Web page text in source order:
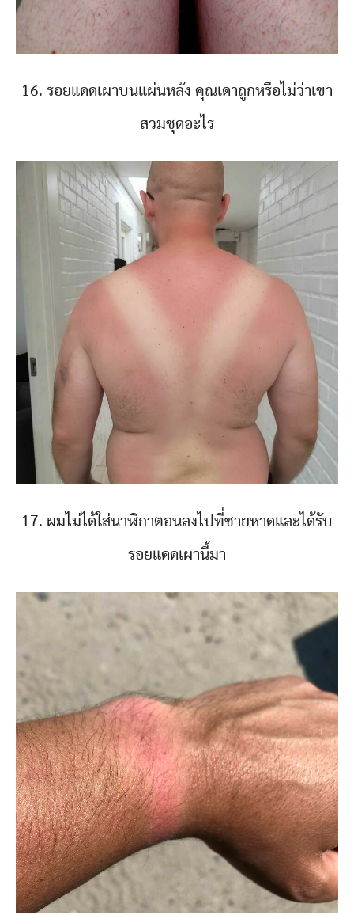
16. รอยแดดเผาบนแผ่นหลัง คุณเดาถูกหรือไม่ว่าเขา
สวมชุดอะไร
17. ผมไม่ได้ใส่นาฬิกาตอนลงไปที่ชายหาดและได้รับ
รอยแดดเผานี้มา